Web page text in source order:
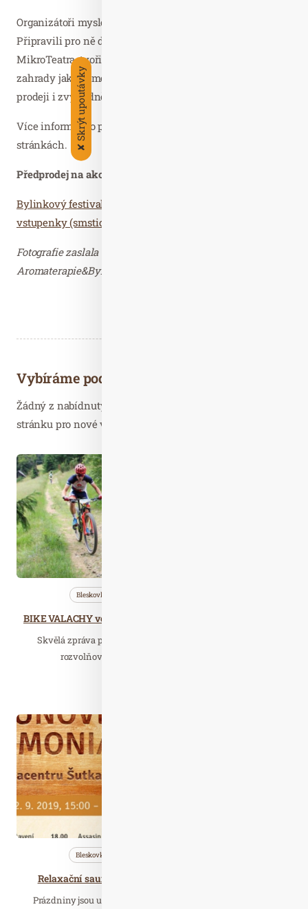
Organizátoři mysleli i na rodiny s malými dětmi.
Připravili pro ně dvě divadelní představení brněnského
MikroTeatra, tvořivé dílny a k tomu atrakce Otevřené
zahrady jako je model řeky nebo zvířátka. Nově je v
prodeji i zvýhodněná rodinná vstupenka.
Více informací o programu najdete na internetových
stránkách.
Předprodej na akci najdete na webu:
Bylinkový festival 2024 – Otevřená zahrada – Brno –
vstupenky (smsticket.cz)
Fotografie zaslala Veronika Mikulenka, Škola
Aromaterapie&Bylinky – děkujeme.
Vybíráme podobné články
Žádný z nabídnutých článků vás nezajímá? Aktualizujte
stránku pro nové výsledky...
Bleskovky
Skvělá zpráva pro milovníky cyklistických závodů! Díky
rozvolňování vládních opatření se ohrožený…
Bleskovky
Relaxační saunové ceremoniály v Aquacentru Šutka
Prázdniny jsou u konce a se zářijovými dny se nám opět do
✘
Skrýt upoutávky